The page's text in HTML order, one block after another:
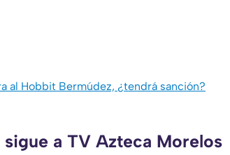
al Hobbit Bermúdez, ¿tendrá sanción?
a TV Azteca Morelos